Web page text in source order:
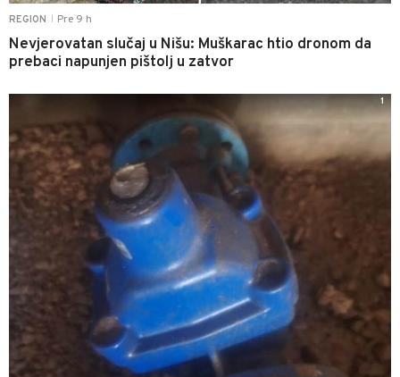
REGION Pre 9 h
Nevjerovatan slučaj u Nišu: Muškarac htio dronom da
prebaci napunjen pištolj u zatvor
1